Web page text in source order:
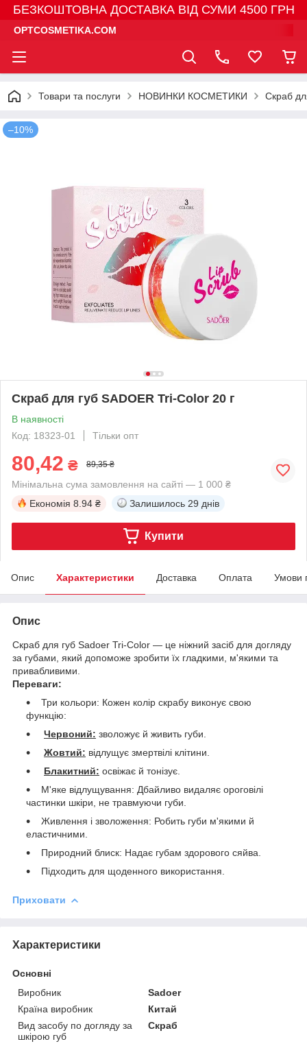
БЕЗКОШТОВНА ДОСТАВКА ВІД СУМИ 4500 ГРН
OPTCOSMETIKA.COM
Товари та послуги НОВИНКИ КОСМЕТИКИ Скраб
–10%
Скраб для губ SADOER Tri-Color 20 г
В наявності
Код: 18323-01
Тільки опт
80,42 ₴ 89,35 ₴
Мінімальна сума замовлення на сайті — 1 000 ₴
Економія 8.94 ₴ Залишилось 29 днів
Купити
Опис Характеристики Доставка Оплата Умови
Опис
Скраб для губ Sadoer Tri-Color — це ніжний засіб для догляду
за губами, який допоможе зробити їх гладкими, м'якими та
привабливими.
Переваги:
Три кольори: Кожен колір скрабу виконує свою
функцію:
Червоний: зволожує й живить губи.
Жовтий: відлущує змертвілі клітини.
Блакитний: освіжає й тонізує.
М'яке відлущування: Дбайливо видаляє ороговілі
частинки шкіри, не травмуючи губи.
Живлення і зволоження: Робить губи м'якими й
еластичними.
Природний блиск: Надає губам здорового сяйва.
Підходить для щоденного використання.
Приховати
Характеристики
Основні
Виробник
Sadoer
Країна виробник
Китай
Вид засобу по догляду за
шкірою губ
Скраб